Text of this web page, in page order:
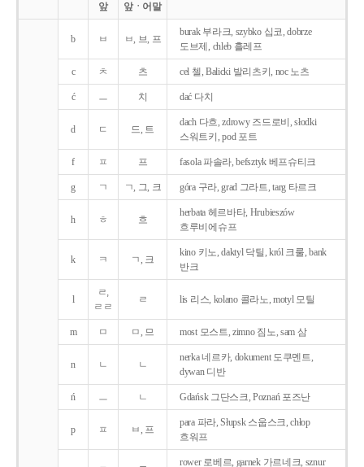
앞
앞ㆍ어말
b ㅂ ㅂ, 브, 프
burak 부라크, szybko 십코, dobrze
도브제, chleb 흘레프
c ㅊ 츠 cel 첼, Balicki 발리츠키, noc 노츠
ć ㅡ 치 dać 다치
d ㄷ 드, 트
dach 다흐, zdrowy 즈드로비, słodki
스워트키, pod 포트
f ㅍ 프 fasola 파솔라, befsztyk 베프슈티크
g ㄱ ㄱ, 그, 크 góra 구라, grad 그라트, targ 타르크
h ㅎ 흐
herbata 헤르바타, Hrubieszów
흐루비에슈프
k ㅋ ㄱ, 크
kino 키노, daktyl 닥틸, król 크룰, bank
반크
l
ㄹ,
ㄹㄹ
ㄹ lis 리스, kolano 콜라노, motyl 모틸
m ㅁ ㅁ, 므 most 모스트, zimno 짐노, sam 삼
n ㄴ ㄴ
nerka 네르카, dokument 도쿠멘트,
dywan 디반
ń ㅡ ㄴ Gdańsk 그단스크, Poznań 포즈난
p ㅍ ㅂ, 프
para 파라, Słupsk 스웁스크, chłop
흐워프
rower 로베르, garnek 가르네크, sznur